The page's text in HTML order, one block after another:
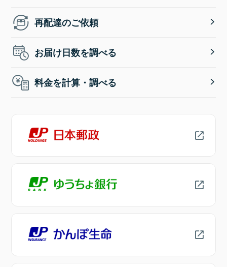
再配達のご依頼
お届け日数を調べる
料金を計算・調べる